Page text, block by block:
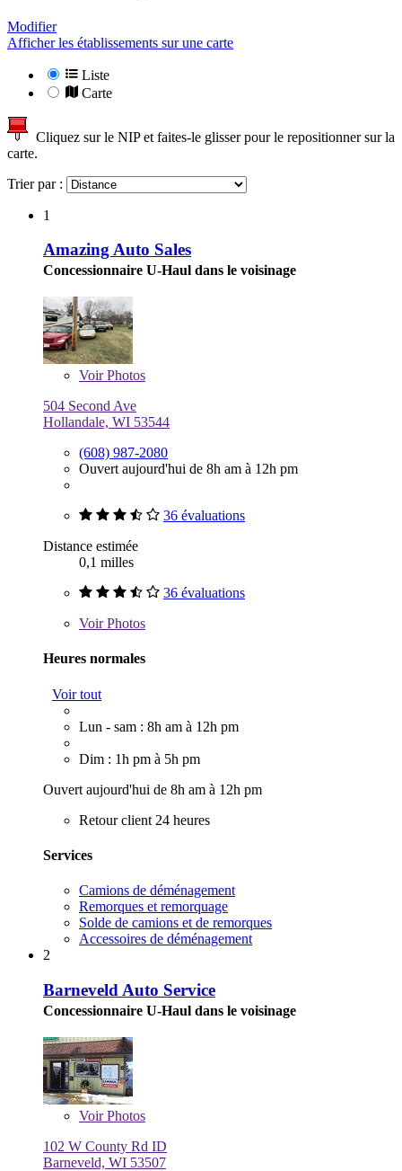
Modifier
Afficher les établissements sur une carte
Liste
Carte
Cliquez sur le NIP et faites-le glisser pour le repositionner sur la
carte.
Trier par :
1
Amazing Auto Sales
Concessionnaire U-Haul dans le voisinage
VoirPhotos
504 Second Ave
Hollandale, WI 53544
(608) 987-2080
Ouvert aujourd'hui de 8h am à 12h pm
36 évaluations
Distance estimée
0,1 milles
36 évaluations
VoirPhotos
Heures normales
Voir tout
Lun - sam : 8h am à 12h pm
Dim : 1h pm à 5h pm
Ouvert aujourd'hui de 8h am à 12h pm
Retour client 24 heures
Services
Camions de déménagement
Remorques et remorquage
Solde de camions et de remorques
Accessoires de déménagement
2
Barneveld Auto Service
Concessionnaire U-Haul dans le voisinage
VoirPhotos
102 W County Rd ID
Barneveld, WI 53507